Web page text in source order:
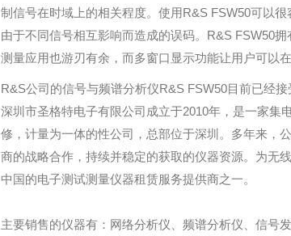
制信号在时域上的相关程度。使用R&S FSW50可以
由于不同信号相互影响而造成的误码。R&S FSW50
测量应用也游刃有余，而多窗口显示功能让用户可以
R&S公司的信号与频谱分析仪R&S FSW50目前已经
深圳市圣格特电子有限公司成立于2010年，是一家集
修，计量为一体的性公司，总部位于深圳。多年来，
商的战略合作，持续并稳定的获取的仪器资源。为无
中国的电子测试测量仪器租赁服务提供商之一。
主要销售的仪器有：网络分析仪、频谱分析仪、信号